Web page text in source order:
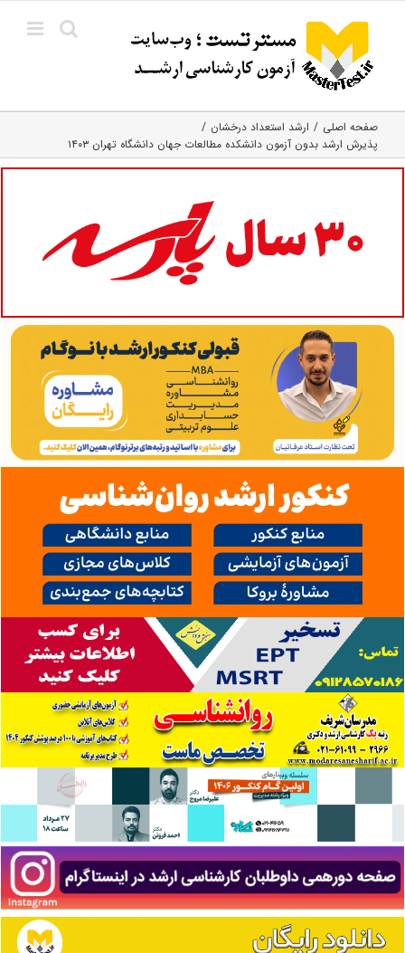
content
صفحه اصلی
ارشد استعداد درخشان
پذیرش ارشد بدون آزمون دانشکده مطالعات جهان دانشگاه تهران ۱۴۰۳